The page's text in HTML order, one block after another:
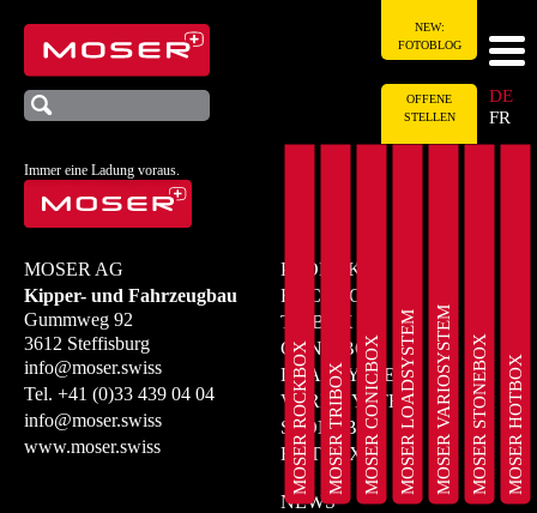
Immer eine Ladung voraus.
DE
FR
NEW:
FOTOBLOG
OFFENE
STELLEN
MOSER ROCKBOXMOSER TRIBOXMOSER CONICBOXMOSER LOADSYSTEMMOSER VARIOSYSTEMMOSER STONEBOXMOSER HOTBOX
MOSER AG
Kipper- und Fahrzeugbau
Gummweg 92
3612 Steffisburg
info@moser.swiss
Tel. +41 (0)33 439 04 04
info@moser.swiss
www.moser.swiss
PRODUKTE
ROCKBOX
TRIBOX
CONICBOX
LOADSYSTEM
VARIOSYSTEM
STONEBOX
HOTBOX
NEWS